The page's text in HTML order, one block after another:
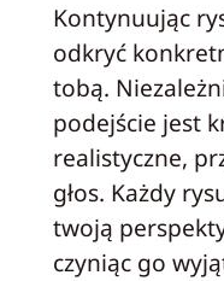
Kontynuując
odkryć
tobą.
podejście jest
realistyczne,
głos. Każdy
twoją
czyniąc go